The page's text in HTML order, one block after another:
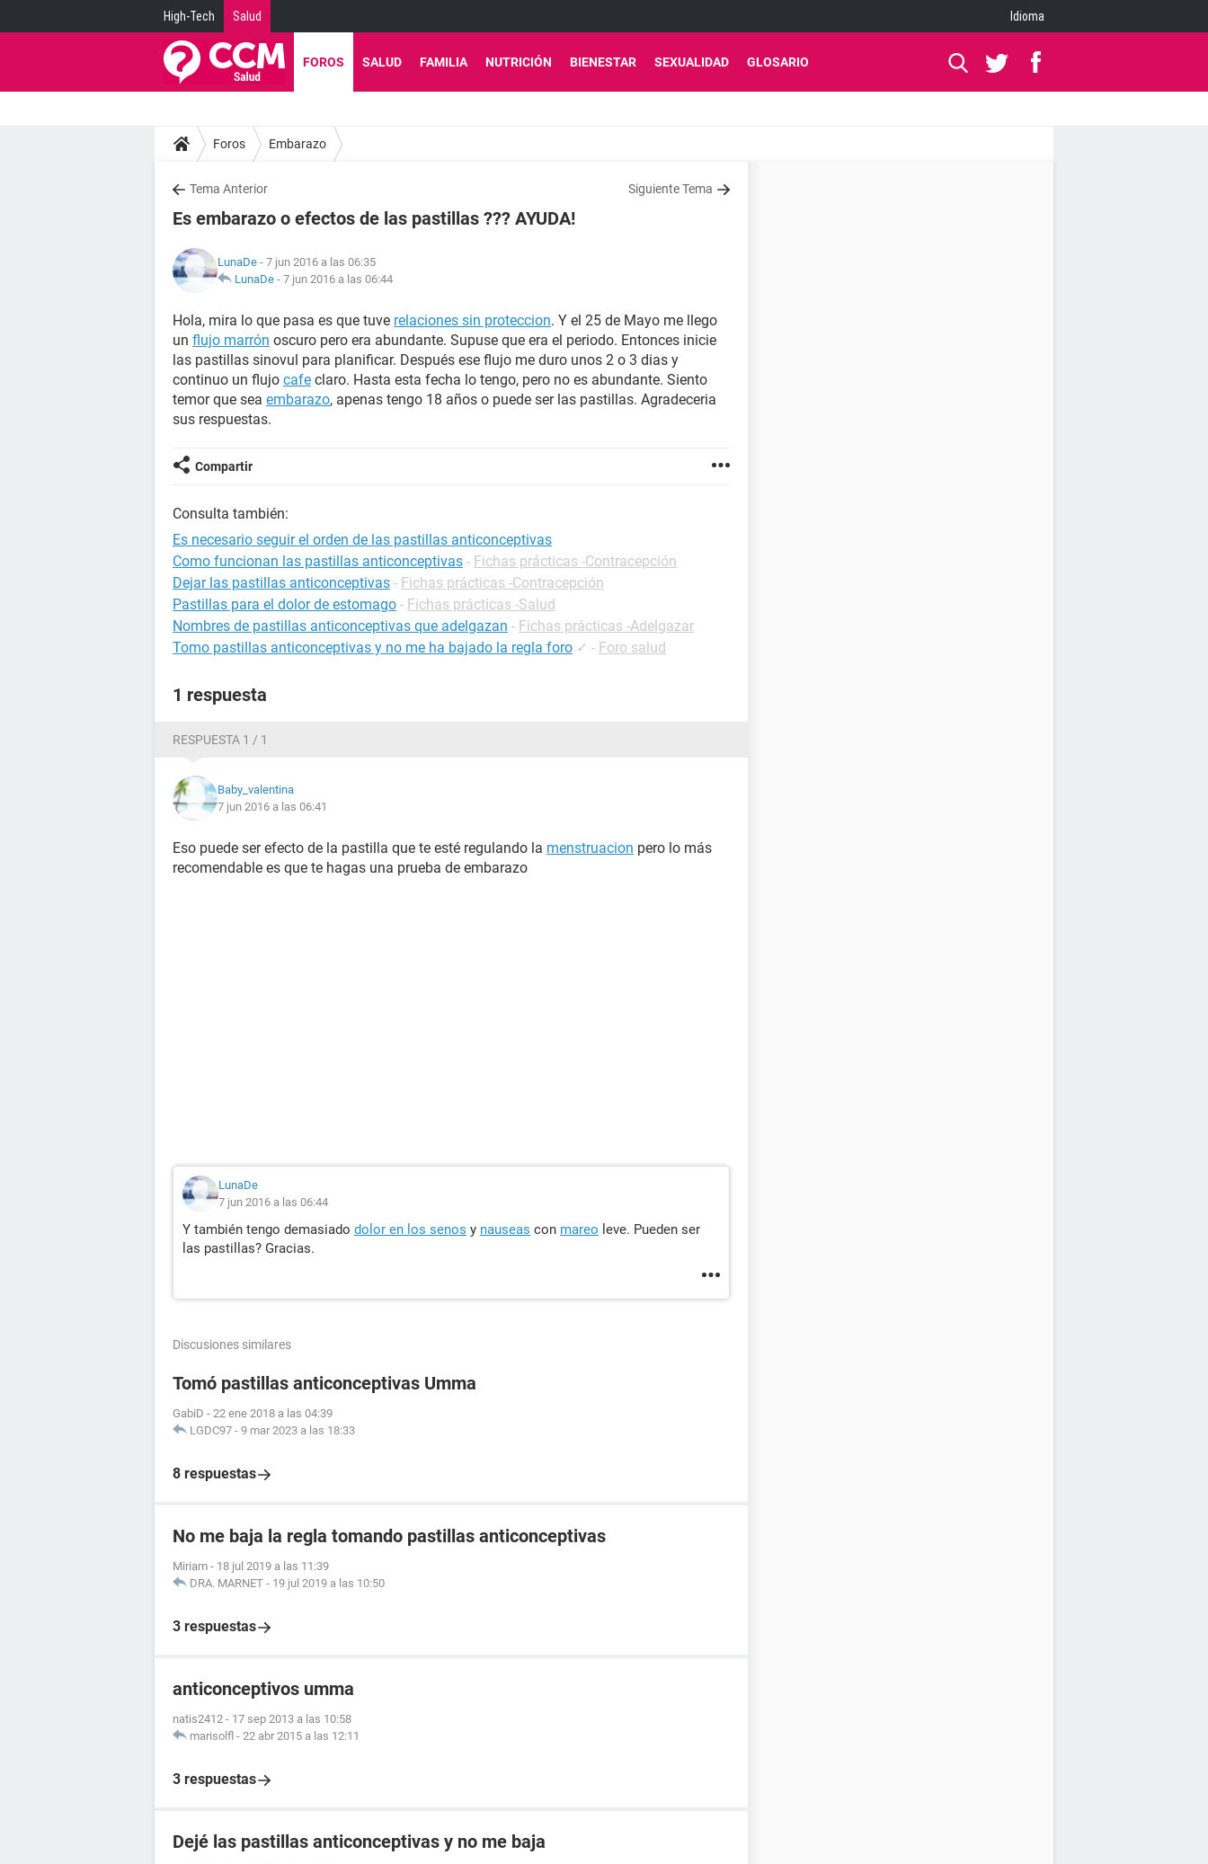
High-Tech Salud Idioma
FOROS SALUD FAMILIA NUTRICIÓN BIENESTAR SEXUALIDAD GLOSARIO
Foros Embarazo
Tema Anterior Siguiente Tema
Es embarazo o efectos de las pastillas ??? AYUDA!
LunaDe - 7 jun 2016 a las 06:35
LunaDe - 7 jun 2016 a las 06:44
Hola, mira lo que pasa es que tuve relaciones sin proteccion. Y el 25 de Mayo me llego
un flujo marrón oscuro pero era abundante. Supuse que era el periodo. Entonces inicie
las pastillas sinovul para planificar. Después ese flujo me duro unos 2 o 3 dias y
continuo un flujo cafe claro. Hasta esta fecha lo tengo, pero no es abundante. Siento
temor que sea embarazo, apenas tengo 18 años o puede ser las pastillas. Agradeceria
sus respuestas.
Compartir
Consulta también:
Es necesario seguir el orden de las pastillas anticonceptivas
Como funcionan las pastillas anticonceptivas - Fichas prácticas -Contracepción
Dejar las pastillas anticonceptivas - Fichas prácticas -Contracepción
Pastillas para el dolor de estomago - Fichas prácticas -Salud
Nombres de pastillas anticonceptivas que adelgazan - Fichas prácticas -Adelgazar
Tomo pastillas anticonceptivas y no me ha bajado la regla foro ✓ - Foro salud
1 respuesta
RESPUESTA 1 / 1
Baby_valentina
7 jun 2016 a las 06:41
Eso puede ser efecto de la pastilla que te esté regulando la menstruacion pero lo más
recomendable es que te hagas una prueba de embarazo
LunaDe
7 jun 2016 a las 06:44
Y también tengo demasiado dolor en los senos y nauseas con mareo leve. Pueden ser
las pastillas? Gracias.
Discusiones similares
Tomó pastillas anticonceptivas Umma
GabiD - 22 ene 2018 a las 04:39
LGDC97 - 9 mar 2023 a las 18:33
8 respuestas
No me baja la regla tomando pastillas anticonceptivas
Miriam - 18 jul 2019 a las 11:39
DRA. MARNET - 19 jul 2019 a las 10:50
3 respuestas
anticonceptivos umma
natis2412 - 17 sep 2013 a las 10:58
marisolfl - 22 abr 2015 a las 12:11
3 respuestas
Dejé las pastillas anticonceptivas y no me baja